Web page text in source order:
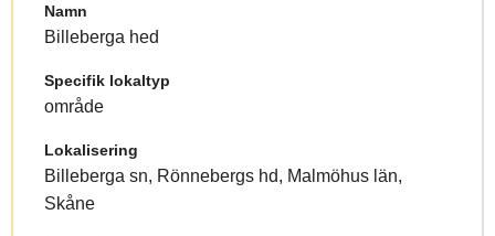
Namn
Billeberga hed
Specifik lokaltyp
område
Lokalisering
Billeberga sn, Rönnebergs hd, Malmöhus län,
Skåne